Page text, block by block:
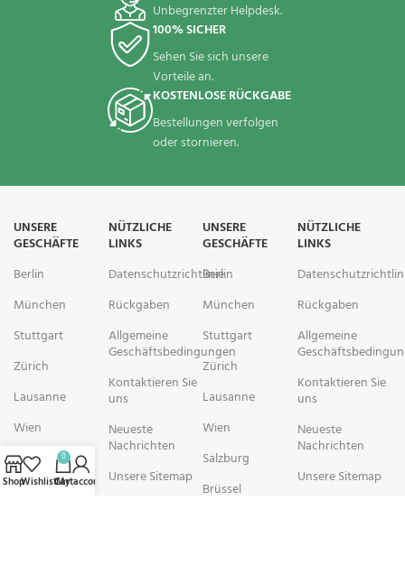
Unbegrenzter Helpdesk.
100% SICHER
Sehen Sie sich unsere
Vorteile an.
KOSTENLOSE RÜCKGABE
Bestellungen verfolgen
oder stornieren.
UNSERE
GESCHÄFTE
Berlin
München
Stuttgart
Zürich
Lausanne
Wien
Salzburg
Brüssel
NÜTZLICHE
LINKS
Datenschutzrichtlinie
Rückgaben
Allgemeine
Geschäftsbedingungen
Kontaktieren Sie
uns
Neueste
Nachrichten
Unsere Sitemap
UNSERE
GESCHÄFTE
Berlin
München
Stuttgart
Zürich
Lausanne
Wien
Salzburg
Brüssel
NÜTZLICHE
LINKS
Rückgaben
Allgemeine
Kontaktieren Sie
uns
Neueste
Nachrichten
Unsere Sitemap
ShopWishlist
0
Cart
My account